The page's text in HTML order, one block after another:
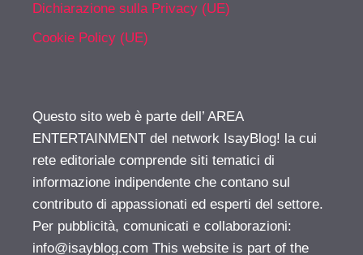
Dichiarazione sulla Privacy (UE)
Cookie Policy (UE)
Questo sito web è parte dell’ AREA
ENTERTAINMENT del network IsayBlog! la cui
rete editoriale comprende siti tematici di
informazione indipendente che contano sul
contributo di appassionati ed esperti del settore.
Per pubblicità, comunicati e collaborazioni:
info@isayblog.com This website is part of the